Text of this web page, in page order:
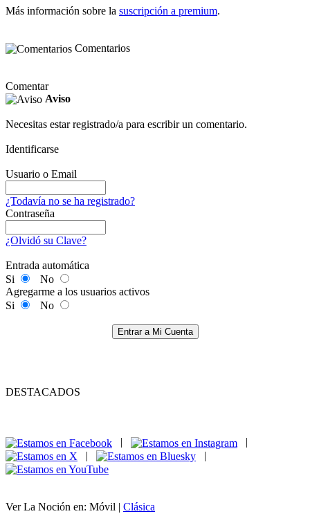
Más información sobre la suscripción a premium.
Comentarios
Comentar
Aviso
Necesitas estar registrado/a para escribir un comentario.
Identificarse
Usuario o Email
¿Todavía no se ha registrado?
Contraseña
¿Olvidó su Clave?
Entrada automática
Si
No
Agregarme a los usuarios activos
Si
No
Entrar a Mi Cuenta
DESTACADOS
|
|
Ver La Noción en: Móvil | Clásica